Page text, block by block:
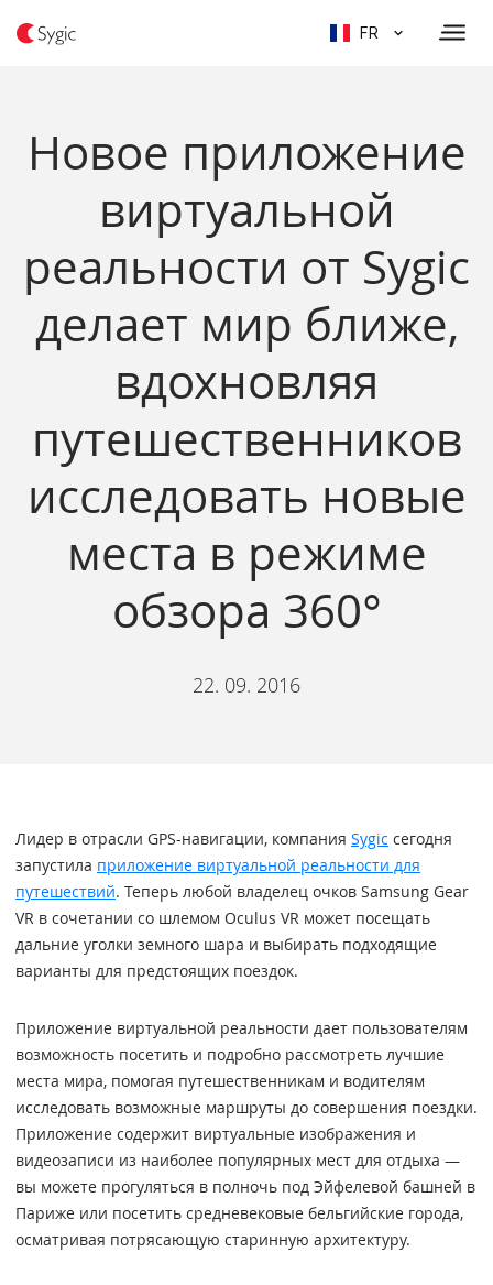
FR
Новое приложение
виртуальной
реальности от Sygic
делает мир ближе,
вдохновляя
путешественников
исследовать новые
места в режиме
обзора 360°
22. 09. 2016
Лидер в отрасли GPS-навигации, компания Sygic сегодня
запустила приложение виртуальной реальности для
путешествий. Теперь любой владелец очков Samsung Gear
VR в сочетании со шлемом Oculus VR может посещать
дальние уголки земного шара и выбирать подходящие
варианты для предстоящих поездок.
Приложение виртуальной реальности дает пользователям
возможность посетить и подробно рассмотреть лучшие
места мира, помогая путешественникам и водителям
исследовать возможные маршруты до совершения поездки.
Приложение содержит виртуальные изображения и
видеозаписи из наиболее популярных мест для отдыха —
вы можете прогуляться в полночь под Эйфелевой башней в
Париже или посетить средневековые бельгийские города,
осматривая потрясающую старинную архитектуру.